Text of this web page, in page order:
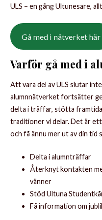
ULS – en gång Ultunesare,
Gå med i nätverket här
Varför gå med i
Att vara del av ULS slutar
alumnnätverket fortsätter
delta i träffar, stötta
traditioner vi delar. Det är
och få ännu mer ut av din tid
Delta i alumnträffar
Återknyt kontakten
vänner
Stöd Ultuna
Få information om